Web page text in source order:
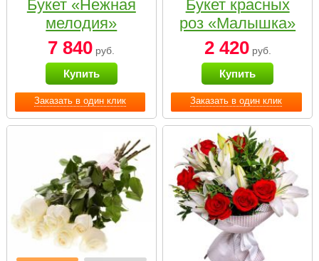
Заказать в один клик
Букет «Нежная
мелодия»
7 840 руб.
Купить
Заказать в один клик
Букет красных
роз «Малышка»
2 420руб.
Купить